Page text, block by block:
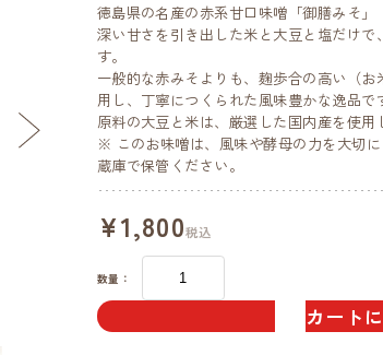
徳島県の名産の赤系甘口味噌「御膳みそ」
深い甘さを引き出した米と大豆と塩だけ
す。
一般的な赤みそよりも、麹歩合の高い（
用し、丁寧につくられた風味豊かな逸品で
原料の大豆と米は、厳選した国内産を使用
※ このお味噌は、風味や酵母の力を大切
蔵庫で保管ください。
¥1,800税込
数量：
カート